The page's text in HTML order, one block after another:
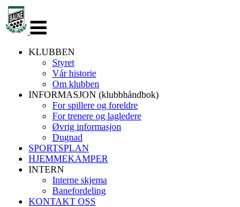
navigasjon
KLUBBEN
Styret
Vår historie
Om klubben
INFORMASJON (klubbhåndbok)
For spillere og foreldre
For trenere og lagledere
Øvrig informasjon
Dugnad
SPORTSPLAN
HJEMMEKAMPER
INTERN
Interne skjema
Banefordeling
KONTAKT OSS